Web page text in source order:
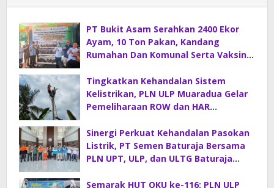
PT Bukit Asam Serahkan 2400 Ekor
Ayam, 10 Ton Pakan, Kandang
Rumahan Dan Komunal Serta Vaksin
Tingkatkan Kehandalan Sistem
Kelistrikan, PLN ULP Muaradua Gelar
Pemeliharaan ROW dan HAR
Sinergi Perkuat Kehandalan Pasokan
Listrik, PT Semen Baturaja Bersama
PLN UPT, ULP, dan ULTG Baturaja
Semarak HUT OKU ke-116: PLN ULP